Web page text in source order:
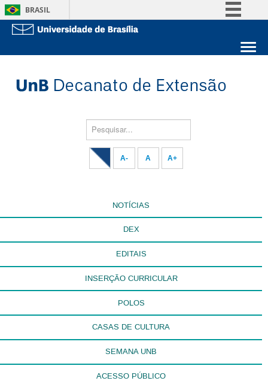
BRASIL
Acesso à informação
Estude na UnB
Pesquisar...
A- A A+
NOTÍCIAS
DEX
EDITAIS
INSERÇÃO CURRICULAR
POLOS
CASAS DE CULTURA
SEMANA UNB
ACESSO PÚBLICO